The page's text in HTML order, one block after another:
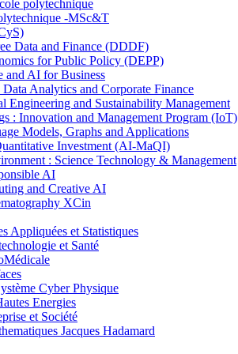
polytechnique
-MSc&T
Data and Finance (DDDF)
for Public Policy (DEPP)
and AI for Business
Analytics and Corporate Finance
and Sustainability Management
: Innovation and Management Program (IoT)
Models, Graphs and Applications
Investment (AI-MaQI)
: Science Technology & Management
AI
and Creative AI
XCin
Appliquées et Statistiques
et Santé
Cyber Physique
Energies
et Société
Jacques Hadamard